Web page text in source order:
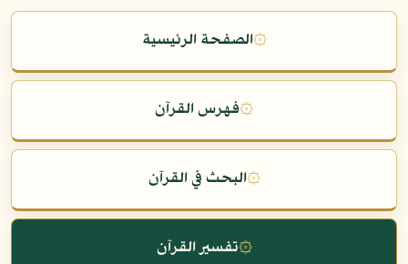
۞الصفحة الرئيسية
۞فهرس القرآن
۞البحث في القرآن
۞تفسير القرآن